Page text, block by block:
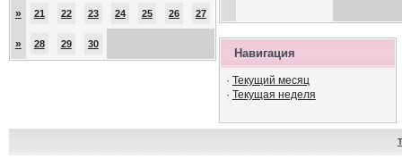
» 21 22 23 24 25 26 27
» 28 29 30
Навигация
· Текущий месяц
· Текущая неделя